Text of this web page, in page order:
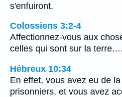
s'enfuiront.
Colossiens 3:2-4
Affectionnez-vous aux
celles qui sont sur la terre.…
Hébreux 10:34
En effet, vous avez eu de
prisonniers, et vous avez